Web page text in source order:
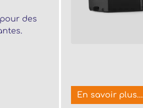
des
En savoir plus...